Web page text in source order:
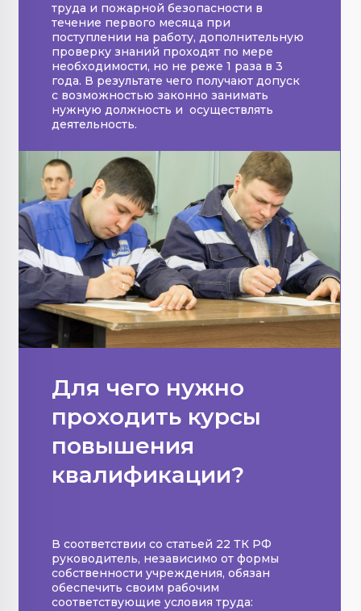
труда и пожарной безопасности в
течение первого месяца при
поступлении на работу, дополнительную
проверку знаний проходят по мере
необходимости, но не реже 1 раза в 3
года. В результате чего получают допуск
с возможностью законно занимать
нужную должность и осуществлять
деятельность.
Для чего нужно
проходить курсы
повышения
квалификации?
В соответствии со статьей 22 ТК РФ
руководитель, независимо от формы
собственности учреждения, обязан
обеспечить своим рабочим
соответствующие условия труда: